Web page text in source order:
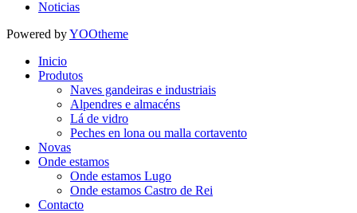
Noticias
Powered byYOOtheme
Inicio
Produtos
Naves gandeiras e industriais
Alpendres e almacéns
Lá de vidro
Peches en lona ou malla cortavento
Novas
Onde estamos
Onde estamos Lugo
Onde estamos Castro de Rei
Contacto